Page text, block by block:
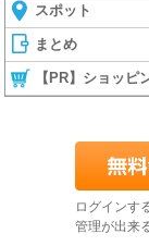
スポット
まとめ
【PR】ショッピ
ログインす
管理が出来